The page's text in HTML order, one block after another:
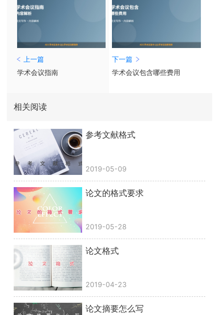
上一篇
学术会议指南
下一篇
学术会议包含哪些费用
相关阅读
参考文献格式
2019-05-09
论文的格式要求
2019-05-28
论文格式
2019-04-23
论文摘要怎么写